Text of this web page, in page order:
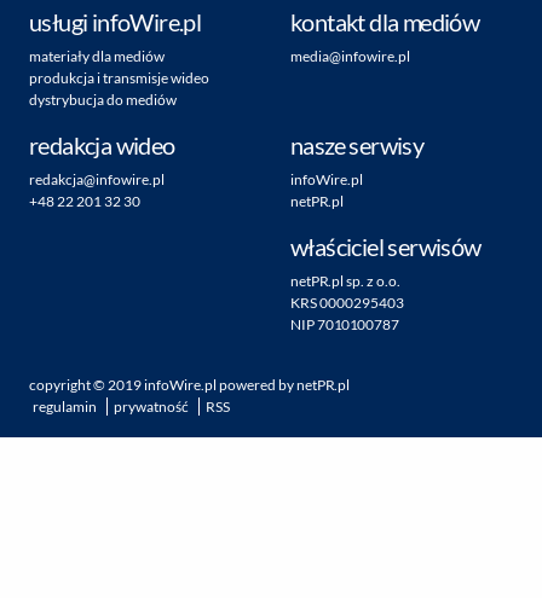
usługi infoWire.pl
materiały dla mediów
produkcja i transmisje wideo
dystrybucja do mediów
kontakt dla mediów
media@infowire.pl
redakcja wideo
redakcja@infowire.pl
+48 22 201 32 30
nasze serwisy
infoWire.pl
netPR.pl
właściciel serwisów
netPR.pl sp. z o.o.
KRS 0000295403
NIP 7010100787
copyright © 2019infoWire.pl powered bynetPR.pl
regulamin
prywatność RSS